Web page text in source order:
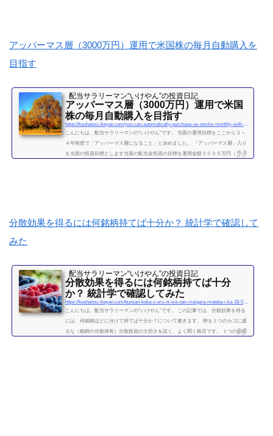
続きを読む
アッパーマス層（3000万円）運用で米国株の毎月自動購入を
目指す
配当サラリーマン“いけやん”の投資日記 ​
アッパーマス層（3000万円）運用で米国
株の毎月自動購入を目指す
https://kouhaitou-ikeyan.com/you-can-automatically-purchase-us-stocks-monthly-with-upper-mass-management
こんにちは。配当サラリーマンの“いけやん”です。 当面の運用目標をここから３～
４年程度で「アッパーマス層になること」と決めました。 「アッパーマス層」入り
を当面の投資目標とします当面の配当金投資の目標を運用金額３０００万円（アッ
分散効果を得るには何銘柄持てば十分か？ 統計学で確認して
みた
配当サラリーマン“いけやん”の投資日記 ​
分散効果を得るには何銘柄持てば十分
か？ 統計学で確認してみた
https://kouhaitou-ikeyan.com/bunsan-koka-o-eru-ni-wa-nan-meigara-moteba-i-ka-18-5000-how-many-stocks-should-i-have-for-the-diversification-effect
こんにちは。配当サラリーマンの“いけやん”です。 この記事では、分散効果を得る
には、何銘柄ほどに分けて持てば十分か？について書きます。 卵を１つのカゴに盛
るな（銘柄の分散保有）分散投資の大切さを説く、よく聞く格言です。 １つの銘柄